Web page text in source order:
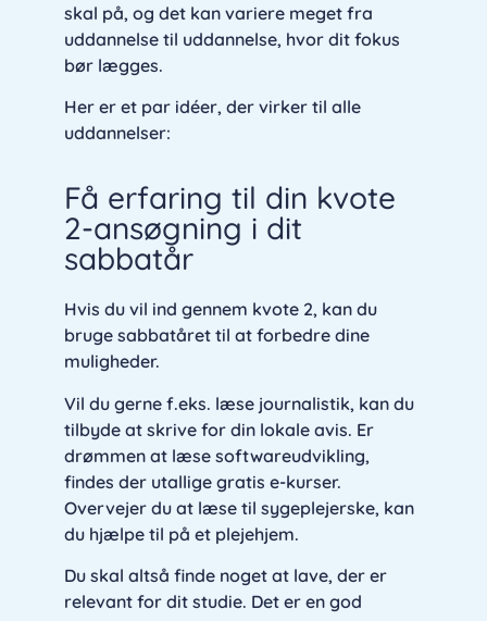
skal på, og det kan variere meget fra
uddannelse til uddannelse, hvor dit fokus
bør lægges.
Her er et par idéer, der virker til alle
uddannelser:
Få erfaring til din kvote
2-ansøgning i dit
sabbatår
Hvis du vil ind gennem kvote 2, kan du
bruge sabbatåret til at forbedre dine
muligheder.
Vil du gerne f.eks. læse journalistik, kan du
tilbyde at skrive for din lokale avis. Er
drømmen at læse softwareudvikling,
findes der utallige gratis e-kurser.
Overvejer du at læse til sygeplejerske, kan
du hjælpe til på et plejehjem.
Du skal altså finde noget at lave, der er
relevant for dit studie. Det er en god